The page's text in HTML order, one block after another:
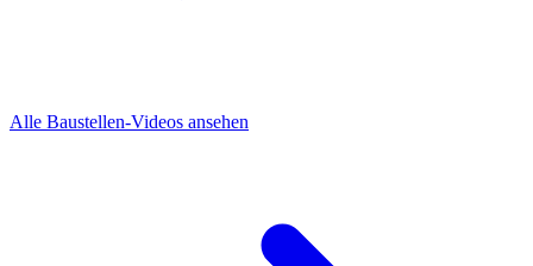
Alle Baustellen-Videos ansehen